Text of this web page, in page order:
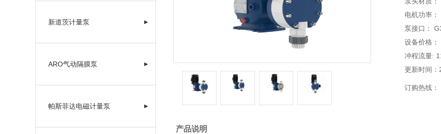
新道茨计量泵 ▶
ARO气动隔膜泵 ▶
帕斯菲达电磁计量泵 ▶
电机功率
泵接口：
设备价格：
冲程流量:
更新时间
订购热线：
产品说明